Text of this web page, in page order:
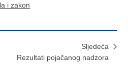
i zakon
Sljedeća
Rezultati pojačanog nadzora